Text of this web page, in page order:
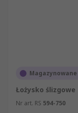
asortyment, ale
Łożysko ślizgowe
Nr art. RS 594-750